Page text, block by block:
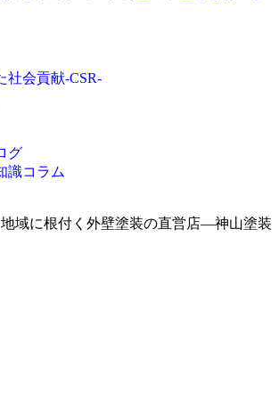
社会貢献-CSR-
グ
識コラム
域に根付く外壁塗装の直営店―神山塗装